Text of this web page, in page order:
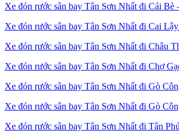
Xe đón rước sân bay Tân Sơn Nhất đi Cái Bè
Xe đón rước sân bay Tân Sơn Nhất đi Cai
Xe đón rước sân bay Tân Sơn Nhất đi Châu
Xe đón rước sân bay Tân Sơn Nhất đi Chợ
Xe đón rước sân bay Tân Sơn Nhất đi Gò
Xe đón rước sân bay Tân Sơn Nhất đi Gò
Xe đón rước sân bay Tân Sơn Nhất đi Tân